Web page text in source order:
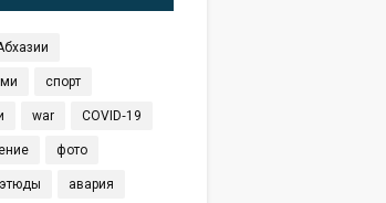
спорт
war COVID‑19
фото
авария